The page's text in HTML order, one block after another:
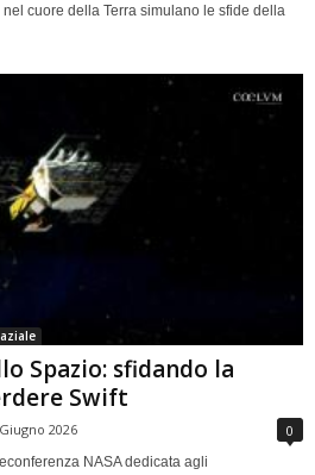
cuore della Terra simulano le sfide della
Spazio: sfidando la
Swift
2026 0
NASA dedicata agli